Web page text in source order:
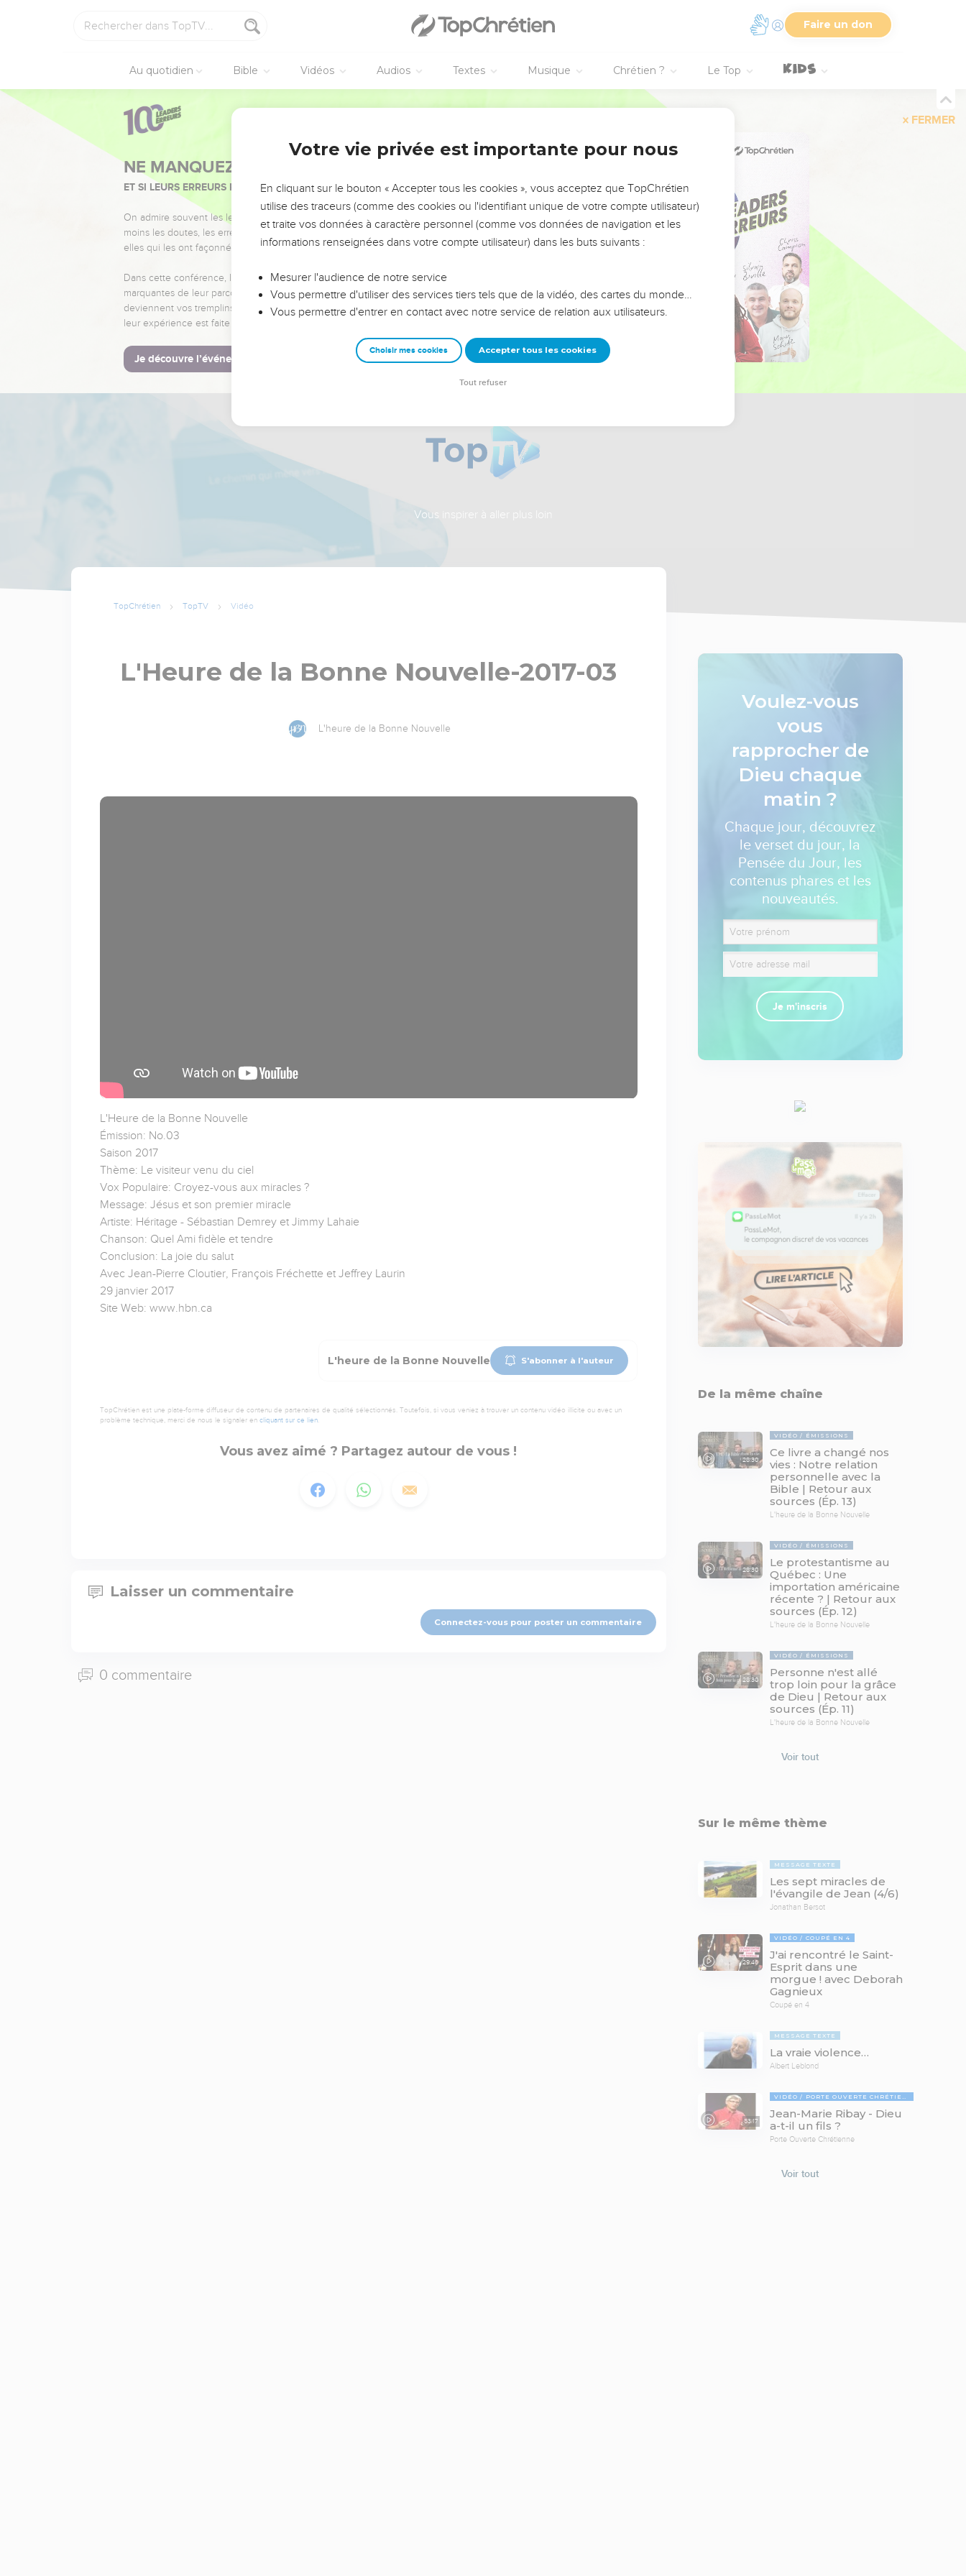
Faire un don
Au quotidien Bible Vidéos Audios Textes Musique Chrétien ? Le Top
FERMER
NE MANQUEZ PAS L’ÉVÉNEMENT DE L’ANNÉE !
ET SI LEURS ERREURS POUVAIENT VOUS ÉVITER LES VOTRES ?
On admire souvent les leaders pour leurs réussites, leur impact, leur foi ou leur vision. Mais on voit
moins les doutes, les erreurs et les saisons difficiles qu'ils ont traversés, alors même que ce sont
elles qui les ont façonnés.
Dans cette conférence, leaders, entrepreneurs, et responsables reviennent sur les erreurs
marquantes de leur parcours et les clés pour avancer avec plus de sagesse afin que leurs erreurs
deviennent vos tremplins. Que vous guidiez un ministère, une équipe, un groupe ou une famille,
leur expérience est faite pour vous.
Je découvre l’événement
Vous inspirer à aller plus loin
TopChrétien TopTV Vidéo
L'Heure de la Bonne Nouvelle-2017-03
L'heure de la Bonne Nouvelle
L'Heure de la Bonne Nouvelle
Émission: No.03
Saison 2017
Thème: Le visiteur venu du ciel
Vox Populaire: Croyez-vous aux miracles ?
Message: Jésus et son premier miracle
Artiste: Héritage - Sébastian Demrey et Jimmy Lahaie
Chanson: Quel Ami fidèle et tendre
Conclusion: La joie du salut
Avec Jean-Pierre Cloutier, François Fréchette et Jeffrey Laurin
29 janvier 2017
Site Web: www.hbn.ca
L'heure de la Bonne Nouvelle S'abonner à l'auteur
TopChrétien est une plate-forme diffuseur de contenu de partenaires de qualité sélectionnés. Toutefois, si vous veniez à trouver un contenu vidéo illicite ou avec un
problème technique, merci de nous le signaler en cliquant sur ce lien.
Vous avez aimé ? Partagez autour de vous !
Laisser un commentaire
Connectez-vous pour poster un commentaire
0 commentaire
Voulez-vous
vous
rapprocher de
Dieu chaque
matin ?
Chaque jour, découvrez
le verset du jour, la
Pensée du Jour, les
contenus phares et les
nouveautés.
Je m'inscris
De la même chaîne
28:30
VIDÉO ÉMISSIONS
Ce livre a changé nos
vies : Notre relation
personnelle avec la
Bible | Retour aux
sources (Ép. 13)
L'heure de la Bonne Nouvelle
28:30
VIDÉO ÉMISSIONS
Le protestantisme au
Québec : Une
importation américaine
récente ? | Retour aux
sources (Ép. 12)
L'heure de la Bonne Nouvelle
28:30
VIDÉO ÉMISSIONS
Personne n'est allé
trop loin pour la grâce
de Dieu | Retour aux
sources (Ép. 11)
L'heure de la Bonne Nouvelle
Voir tout
Sur le même thème
MESSAGE TEXTE
Les sept miracles de
l'évangile de Jean (4/6)
Jonathan Bersot
29:46
VIDÉO COUPÉ EN 4
J'ai rencontré le Saint-
Esprit dans une
morgue ! avec Deborah
Gagnieux
Coupé en 4
MESSAGE TEXTE
La vraie violence…
Albert Leblond
53:17
VIDÉO PORTE OUVERTE CHRÉTIENNE
Jean-Marie Ribay - Dieu
a-t-il un fils ?
Porte Ouverte Chrétienne
Voir tout
Votre vie privée est importante pour nous
En cliquant sur le bouton « Accepter tous les cookies », vous acceptez que TopChrétien
utilise des traceurs (comme des cookies ou l'identifiant unique de votre compte utilisateur)
et traite vos données à caractère personnel (comme vos données de navigation et les
informations renseignées dans votre compte utilisateur) dans les buts suivants :
Mesurer l'audience de notre service
Vous permettre d'utiliser des services tiers tels que de la vidéo, des cartes du monde…
Vous permettre d'entrer en contact avec notre service de relation aux utilisateurs.
Choisir mes cookies Accepter tous les cookies
Tout refuser